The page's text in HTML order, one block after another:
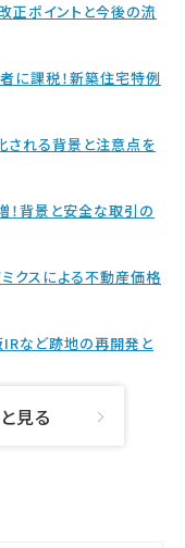
ポイントと今後の流
に課税！新築住宅特例
される背景と注意点を
！背景と安全な取引の
クスによる不動産価格
IRなど跡地の再開発と
見る